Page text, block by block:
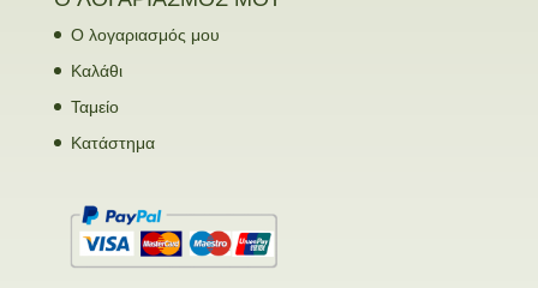
Ο λογαριασμός μου
Καλάθι
Ταμείο
Κατάστημα